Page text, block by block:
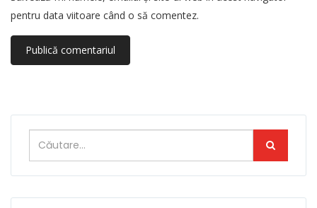
pentru data viitoare când o să comentez.